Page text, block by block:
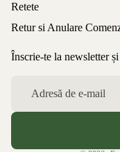
Retete
Retur si Anulare
Înscrie-te la newsletter
Politica de